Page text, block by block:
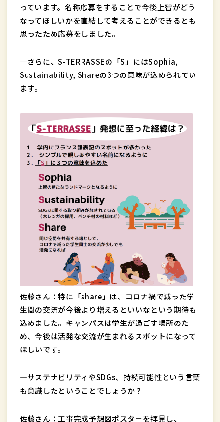
っています。名称応募をすることで今後上智がどう
なってほしいかを直結して考えることができるとも
思ったため応募をしました。
―さらに、S-TERRASSEの「S」にはSophia,
Sustainability, Shareの3つの意味が込められてい
ます。
佐藤さん：特に「share」は、コロナ禍で減った学
生間の交流が今後より増えるといいなという期待も
込めました。キャンパスは学生が過ごす場所のた
め、今後は活発な交流が生まれるスポットになって
ほしいです。
―サステナビリティやSDGs、持続可能性という言葉
も意識したということでしょうか？
佐藤さん：工事完成予想図ポスターを拝見し、